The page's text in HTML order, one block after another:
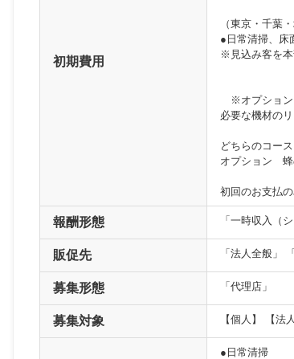
初期費用
（東京・千葉
●日常清掃、
※見込み客を
※オプション
必要な機材の
どちらのコー
オプション
初回のお支払
報酬形態 「一時収入（
販促先 「法人全般」
募集形態 「代理店」
募集対象 【個人】 【法人
●日常清掃